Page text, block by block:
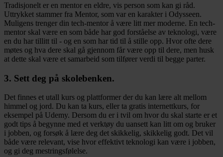
Tradisjonelt er en mentor en eldre, vis person som kan gi råd.
Uttrykket stammer fra Mentor, som var en karakter i Odysseen.
Muligens trenger din tech-mentor å være litt mer moderne. En tech-
mentor skal være en som både har god forståelse av teknologi, være
en du har tillitt til - og en som har tid til å stille opp. Hvor ofte dere
møtes og hva dere skal gå gjennom får være opp til dere, men husk
at dette skal være et samarbeid som tilfører verdi til begge parter.
3. Sett deg på skolebenken.
Det finnes et utall kurs og plattformer der du kan lære alt mellom
himmel og jord. Du kan ta kurs, eller ta gratis internettkurs, for
eksempel på Udemy. Dersom du er i tvil om hvor du skal starte er et
godt tips å begynne med et verktøy du uansett kan litt om og bruker
i jobben, og forsøk å lære deg det skikkelig, skikkelig godt. Det vil
både være relevant, vise hvor effektivt teknologi kan være i jobben,
og gi deg mestringsfølelse.